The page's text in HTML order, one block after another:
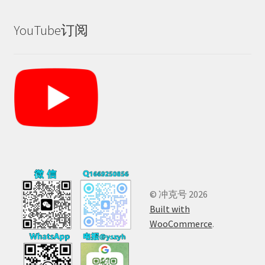
YouTube订阅
© 冲克号 2026
Built with
WooCommerce.